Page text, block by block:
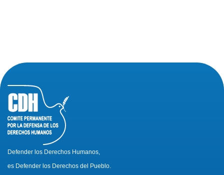
Defender los Derechos Humanos,
es Defender los Derechos del Pueblo.